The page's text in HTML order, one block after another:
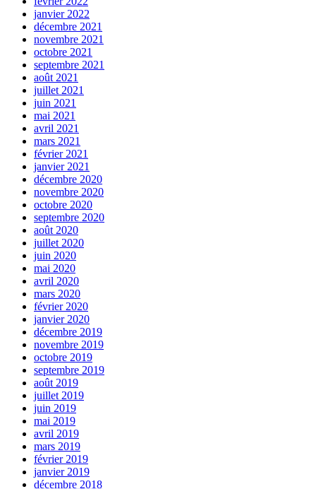
janvier 2022
décembre 2021
novembre 2021
octobre 2021
septembre 2021
août 2021
juillet 2021
juin 2021
mai 2021
avril 2021
mars 2021
février 2021
janvier 2021
décembre 2020
novembre 2020
octobre 2020
septembre 2020
août 2020
juillet 2020
juin 2020
mai 2020
avril 2020
mars 2020
février 2020
janvier 2020
décembre 2019
novembre 2019
octobre 2019
septembre 2019
août 2019
juillet 2019
juin 2019
mai 2019
avril 2019
mars 2019
février 2019
janvier 2019
décembre 2018